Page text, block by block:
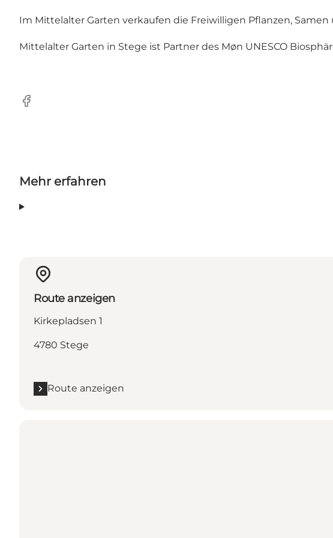
Im Mittelalter Garten verkaufen die Freiwilligen Pflanzen,
Mittelalter Garten in Stege ist Partner des Møn UNESCO
Facebook
Mehr erfahren
Route anzeigen
Kirkepladsen 1
4780 Stege
Route anzeigen